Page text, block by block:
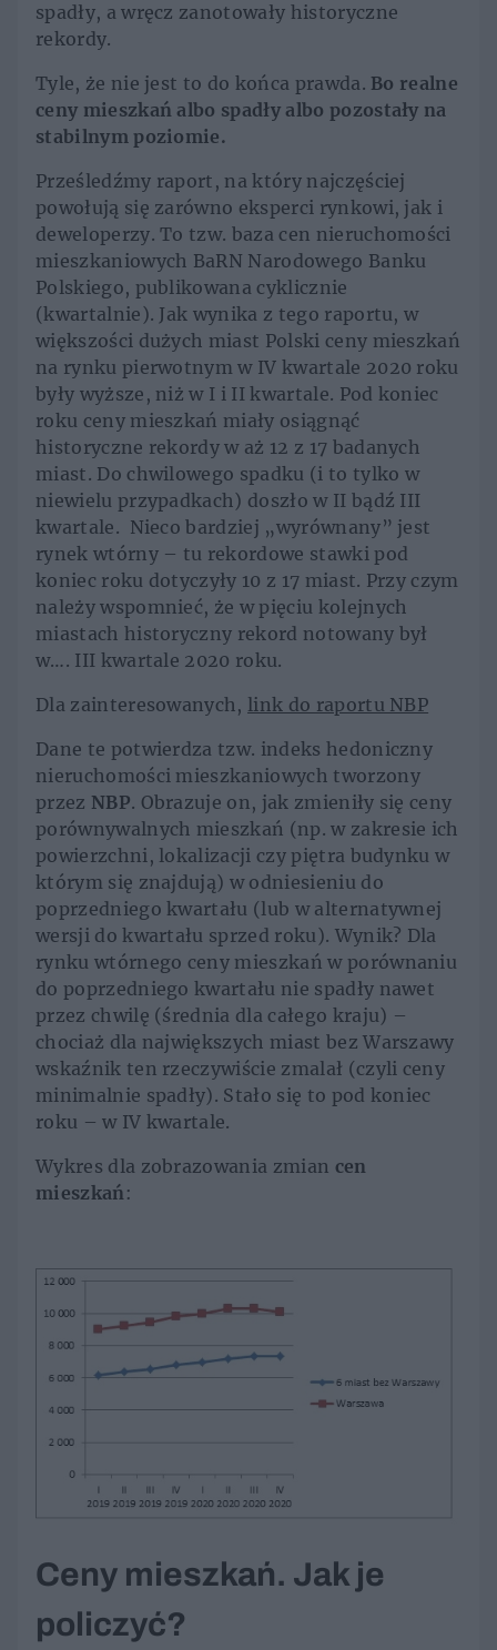
spadły, a wręcz zanotowały historyczne
rekordy.
Tyle, że nie jest to do końca prawda. Bo realne
ceny mieszkań albo spadły albo pozostały na
stabilnym poziomie.
Prześledźmy raport, na który najczęściej
powołują się zarówno eksperci rynkowi, jak i
deweloperzy. To tzw. baza cen nieruchomości
mieszkaniowych BaRN Narodowego Banku
Polskiego, publikowana cyklicznie
(kwartalnie). Jak wynika z tego raportu, w
większości dużych miast Polski ceny mieszkań
na rynku pierwotnym w IV kwartale 2020 roku
były wyższe, niż w I i II kwartale. Pod koniec
roku ceny mieszkań miały osiągnąć
historyczne rekordy w aż 12 z 17 badanych
miast. Do chwilowego spadku (i to tylko w
niewielu przypadkach) doszło w II bądź III
kwartale. Nieco bardziej „wyrównany” jest
rynek wtórny – tu rekordowe stawki pod
koniec roku dotyczyły 10 z 17 miast. Przy czym
należy wspomnieć, że w pięciu kolejnych
miastach historyczny rekord notowany był
w…. III kwartale 2020 roku.
Dla zainteresowanych, link do raportu NBP
Dane te potwierdza tzw. indeks hedoniczny
nieruchomości mieszkaniowych tworzony
przez NBP. Obrazuje on, jak zmieniły się ceny
porównywalnych mieszkań (np. w zakresie ich
powierzchni, lokalizacji czy piętra budynku w
którym się znajdują) w odniesieniu do
poprzedniego kwartału (lub w alternatywnej
wersji do kwartału sprzed roku). Wynik? Dla
rynku wtórnego ceny mieszkań w porównaniu
do poprzedniego kwartału nie spadły nawet
przez chwilę (średnia dla całego kraju) –
chociaż dla największych miast bez Warszawy
wskaźnik ten rzeczywiście zmalał (czyli ceny
minimalnie spadły). Stało się to pod koniec
roku – w IV kwartale.
Wykres dla zobrazowania zmian cen
mieszkań:
Ceny mieszkań. Jak je
policzyć?